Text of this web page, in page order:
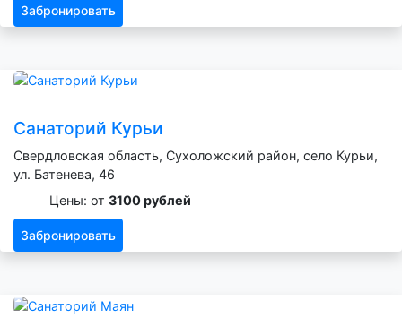
Забронировать
Санаторий Курьи
Свердловская область, Сухоложский район, село Курьи,
ул. Батенева, 46
Цены: от 3100 рублей
Забронировать